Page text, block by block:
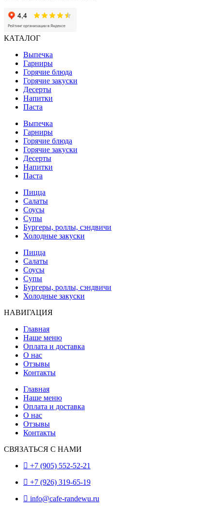
КАТАЛОГ
Выпечка
Гарниры
Горячие блюда
Горячие закуски
Десерты
Напитки
Паста
Выпечка
Гарниры
Горячие блюда
Горячие закуски
Десерты
Напитки
Паста
Пицца
Салаты
Соусы
Супы
Бургеры, роллы, сэндвичи
Холодные закуски
Пицца
Салаты
Соусы
Супы
Бургеры, роллы, сэндвичи
Холодные закуски
НАВИГАЦИЯ
Главная
Наше меню
Оплата и доставка
О нас
Отзывы
Контакты
Главная
Наше меню
Оплата и доставка
О нас
Отзывы
Контакты
СВЯЗАТЬСЯ С НАМИ
+7 (905) 552-52-21
+7 (926) 319-65-19
info@cafe-randewu.ru